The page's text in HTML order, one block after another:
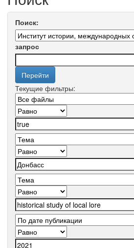
Поиск:
запрос
Текущие фильтры: